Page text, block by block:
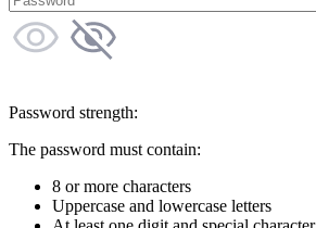
Password strength:
The password must contain:
8 or more characters
Uppercase and lowercase letters